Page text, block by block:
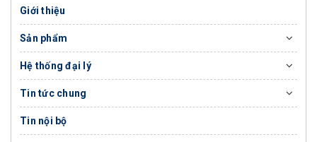
Giới thiệu
Sản phẩm
Hệ thống đại lý
Tin tức chung
Tin nội bộ